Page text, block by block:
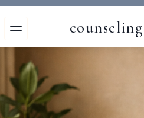
counseling